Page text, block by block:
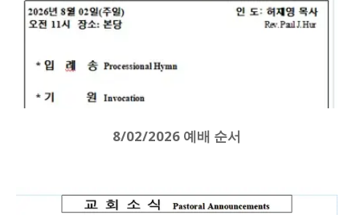
8/02/2026 예배 순서